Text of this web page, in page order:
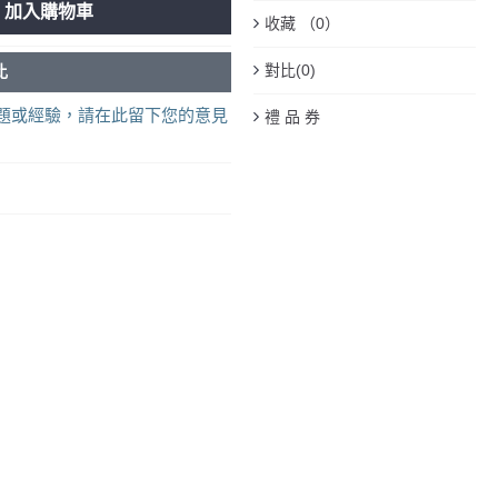
收藏 （0）
對比(0)
禮 品 券
加入購物車
或經驗，請在此留下您的意見